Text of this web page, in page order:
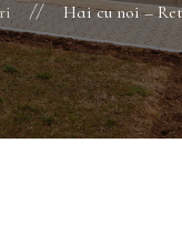
Hai cu noi –